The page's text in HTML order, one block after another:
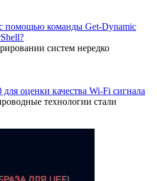
помощью команды Get-Dynamic
систем нередко
оценки качества Wi-Fi сигнала
технологии стали